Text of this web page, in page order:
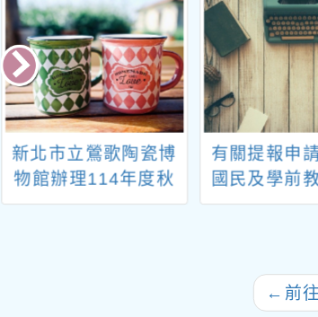
新北市立鶯歌陶瓷博
物館辦理114年度秋
季「教師研習」活動
有關提報申
國民及學前
助114學年
教學社群
← 前